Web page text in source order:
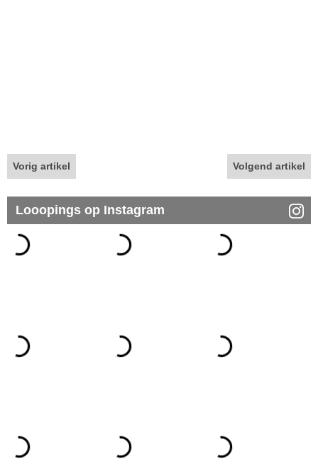
Vorig artikel Volgend artikel
Looopings op Instagram